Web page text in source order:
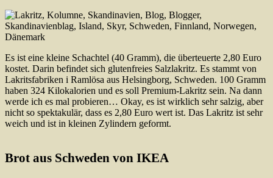
Es ist eine kleine Schachtel (40 Gramm), die überteuerte 2,80 Euro
kostet. Darin befindet sich glutenfreies Salzlakritz. Es stammt von
Lakritsfabriken i Ramlösa aus Helsingborg, Schweden. 100 Gramm
haben 324 Kilokalorien und es soll Premium-Lakritz sein. Na dann
werde ich es mal probieren… Okay, es ist wirklich sehr salzig, aber
nicht so spektakulär, dass es 2,80 Euro wert ist. Das Lakritz ist sehr
weich und ist in kleinen Zylindern geformt.
Brot aus Schweden von IKEA